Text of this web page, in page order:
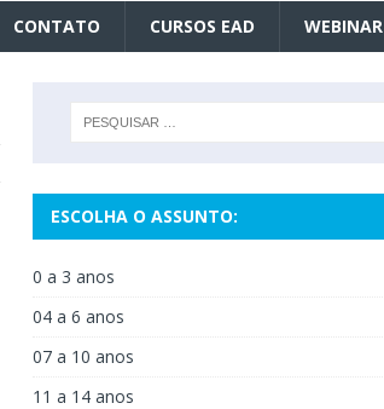
CONTATO CURSOS EAD WEBINAR
ESCOLHA O ASSUNTO:
0 a 3 anos
04 a 6 anos
07 a 10 anos
11 a 14 anos